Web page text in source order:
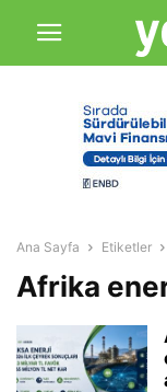
Ana Sayfa Etiketler
Afrika